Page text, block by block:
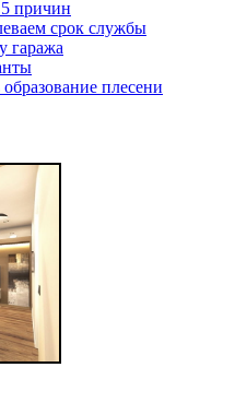
причин
срок службы
гаража
плесени